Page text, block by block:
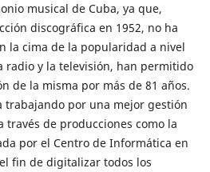
musical de Cuba, ya que,
discográfica en 1952, no ha
la cima de la popularidad a nivel
radio y la televisión, han permitido
de la misma por más de 81 años.
trabajando por una mejor gestión
través de producciones como la
por el Centro de Informática en
fin de digitalizar todos los